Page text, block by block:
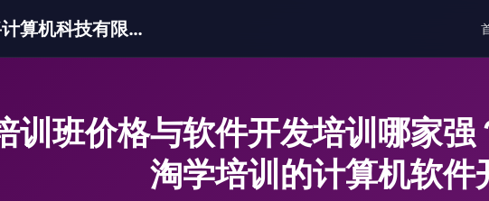
邯郸冀南新区膜将计算机科技有限公司
训班价格与软件开发培训哪家
淘学培训的计算机软件